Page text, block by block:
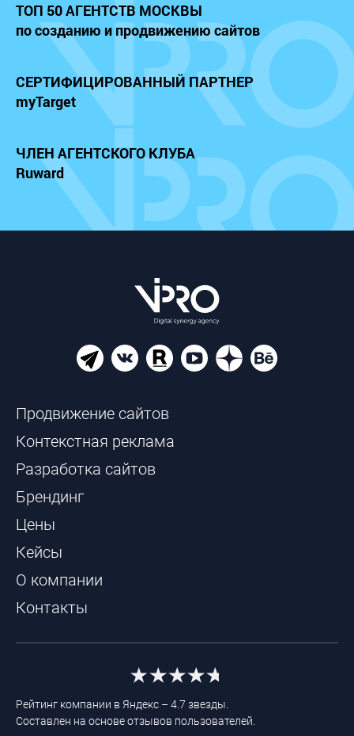
ТОП 50 АГЕНТСТВ МОСКВЫ
по созданию и продвижению сайтов
СЕРТИФИЦИРОВАННЫЙ ПАРТНЕР
myTarget
ЧЛЕН АГЕНТСКОГО КЛУБА
Ruward
Продвижение сайтов
Контекстная реклама
Разработка сайтов
Брендинг
Цены
Кейсы
О компании
Контакты
Рейтинг компании в Яндекс – 4.7 звезды.
Составлен на основе отзывов пользователей.